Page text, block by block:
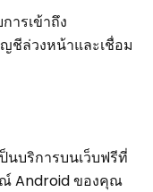
ารเข้าถึง
ชีล่วงหน้าและเชื่อม
นบริการบนเว็บฟรีที่
Android ของคุณ